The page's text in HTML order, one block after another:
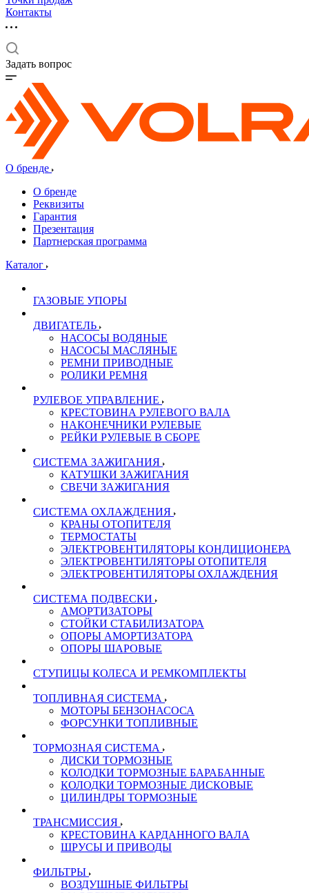
Контакты
Задать вопрос
О бренде
О бренде
Реквизиты
Гарантия
Презентация
Партнерская программа
Каталог
ГАЗОВЫЕ УПОРЫ
ДВИГАТЕЛЬ
НАСОСЫ ВОДЯНЫЕ
НАСОСЫ МАСЛЯНЫЕ
РЕМНИ ПРИВОДНЫЕ
РОЛИКИ РЕМНЯ
РУЛЕВОЕ УПРАВЛЕНИЕ
КРЕСТОВИНА РУЛЕВОГО ВАЛА
НАКОНЕЧНИКИ РУЛЕВЫЕ
РЕЙКИ РУЛЕВЫЕ В СБОРЕ
СИСТЕМА ЗАЖИГАНИЯ
КАТУШКИ ЗАЖИГАНИЯ
СВЕЧИ ЗАЖИГАНИЯ
СИСТЕМА ОХЛАЖДЕНИЯ
КРАНЫ ОТОПИТЕЛЯ
ТЕРМОСТАТЫ
ЭЛЕКТРОВЕНТИЛЯТОРЫ КОНДИЦИОНЕРА
ЭЛЕКТРОВЕНТИЛЯТОРЫ ОТОПИТЕЛЯ
ЭЛЕКТРОВЕНТИЛЯТОРЫ ОХЛАЖДЕНИЯ
СИСТЕМА ПОДВЕСКИ
АМОРТИЗАТОРЫ
СТОЙКИ СТАБИЛИЗАТОРА
ОПОРЫ АМОРТИЗАТОРА
ОПОРЫ ШАРОВЫЕ
СТУПИЦЫ КОЛЕСА И РЕМКОМПЛЕКТЫ
ТОПЛИВНАЯ СИСТЕМА
МОТОРЫ БЕНЗОНАСОСА
ФОРСУНКИ ТОПЛИВНЫЕ
ТОРМОЗНАЯ СИСТЕМА
ДИСКИ ТОРМОЗНЫЕ
КОЛОДКИ ТОРМОЗНЫЕ БАРАБАННЫЕ
КОЛОДКИ ТОРМОЗНЫЕ ДИСКОВЫЕ
ЦИЛИНДРЫ ТОРМОЗНЫЕ
ТРАНСМИССИЯ
КРЕСТОВИНА КАРДАННОГО ВАЛА
ШРУСЫ И ПРИВОДЫ
ФИЛЬТРЫ
ВОЗДУШНЫЕ ФИЛЬТРЫ